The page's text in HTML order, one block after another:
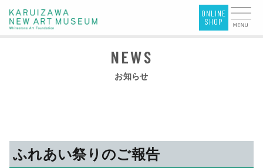
お知らせ
ふれあい祭りのご報告